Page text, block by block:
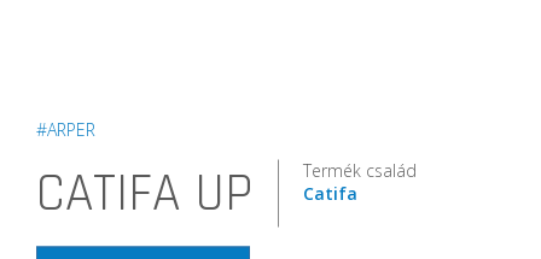
#ARPER
CATIFA UP
Termék család
Catifa